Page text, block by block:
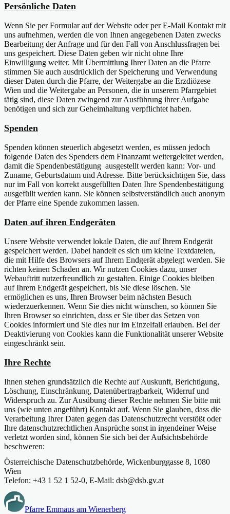
Persönliche Daten
Wenn Sie per Formular auf der Website oder per E-Mail Kontakt mit
uns aufnehmen, werden die von Ihnen angegebenen Daten zwecks
Bearbeitung der Anfrage und für den Fall von Anschlussfragen bei
uns gespeichert. Diese Daten geben wir nicht ohne Ihre
Einwilligung weiter. Mit Übermittlung Ihrer Daten an die Pfarre
stimmen Sie auch ausdrücklich der Speicherung und Verwendung
dieser Daten durch die Pfarre, der Weitergabe an die Erzdiözese
Wien und die Weitergabe an Personen, die in unserem Pfarrgebiet
tätig sind, diese Daten zwingend zur Ausführung ihrer Aufgabe
benötigen und sich zur Geheimhaltung verpflichtet haben.
Spenden
Spenden können steuerlich abgesetzt werden, es müssen jedoch
folgende Daten des Spenders dem Finanzamt weitergeleitet werden,
damit die Spendenbestätigung ausgestellt werden kann: Vor- und
Zuname, Geburtsdatum und Adresse. Bitte berücksichtigen Sie, dass
nur im Fall von korrekt ausgefüllten Daten Ihre Spendenbestätigung
ausgefüllt werden kann. Sie können selbstverständlich auch anonym
der Pfarre eine Spende zukommen lassen.
Daten auf ihren Endgeräten
Unsere Website verwendet lokale Daten, die auf Ihrem Endgerät
gespeichert werden. Dabei handelt es sich um kleine Textdateien,
die mit Hilfe des Browsers auf Ihrem Endgerät abgelegt werden. Sie
richten keinen Schaden an. Wir nutzen Cookies dazu, unser
Webauftritt nutzerfreundlich zu gestalten. Einige Cookies bleiben
auf Ihrem Endgerät gespeichert, bis Sie diese löschen. Sie
ermöglichen es uns, Ihren Browser beim nächsten Besuch
wiederzuerkennen. Wenn Sie dies nicht wünschen, so können Sie
Ihren Browser so einrichten, dass er Sie über das Setzen von
Cookies informiert und Sie dies nur im Einzelfall erlauben. Bei der
Deaktivierung von Cookies kann die Funktionalität unserer Website
eingeschränkt sein.
Ihre Rechte
Ihnen stehen grundsätzlich die Rechte auf Auskunft, Berichtigung,
Löschung, Einschränkung, Datenübertragbarkeit, Widerruf und
Widerspruch zu. Zur Ausübung dieser Rechte nehmen Sie bitte mit
uns (wie unten angeführt) Kontakt auf. Wenn Sie glauben, dass die
Verarbeitung Ihrer Daten gegen das Datenschutzrecht verstößt oder
Ihre datenschutzrechtlichen Ansprüche sonst in irgendeiner Weise
verletzt worden sind, können Sie sich bei der Aufsichtsbehörde
beschweren:
Österreichische Datenschutzbehörde, Wickenburggasse 8, 1080
Wien
Telefon: +43 1 52 1 52-0, E-Mail: dsb@dsb.gv.at
Pfarre Emmaus am Wienerberg